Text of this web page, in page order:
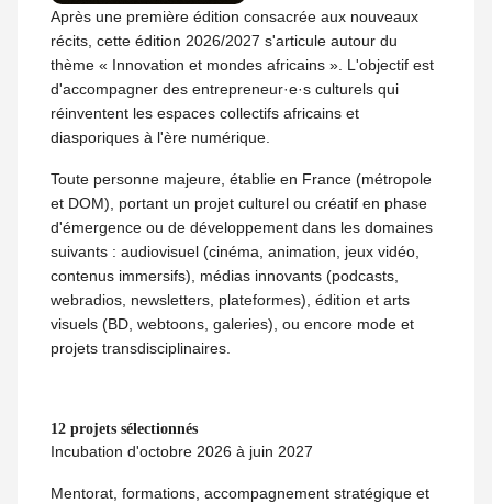
Après une première édition consacrée aux nouveaux
récits, cette édition 2026/2027 s'articule autour du
thème « Innovation et mondes africains ». L'objectif est
d'accompagner des entrepreneur·e·s culturels qui
réinventent les espaces collectifs africains et
diasporiques à l'ère numérique.
Toute personne majeure, établie en France (métropole
et DOM), portant un projet culturel ou créatif en phase
d'émergence ou de développement dans les domaines
suivants : audiovisuel (cinéma, animation, jeux vidéo,
contenus immersifs), médias innovants (podcasts,
webradios, newsletters, plateformes), édition et arts
visuels (BD, webtoons, galeries), ou encore mode et
projets transdisciplinaires.
12 projets sélectionnés
Incubation d'octobre 2026 à juin 2027
Mentorat, formations, accompagnement stratégique et